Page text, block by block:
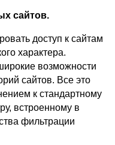
сайтов.
доступ к сайтам
характера.
возможности
сайтов. Все это
к стандартному
встроенному в
фильтрации